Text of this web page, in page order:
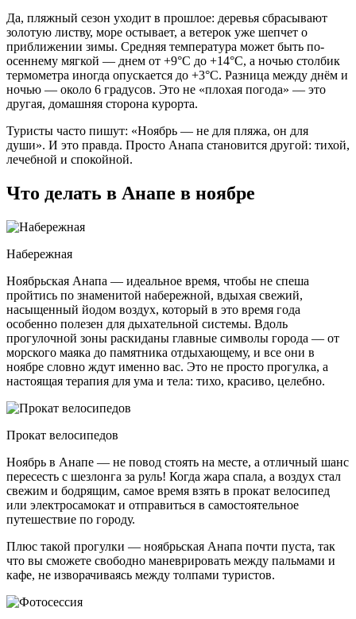
Да, пляжный сезон уходит в прошлое: деревья сбрасывают
золотую листву, море остывает, а ветерок уже шепчет о
приближении зимы. Средняя температура может быть по-
осеннему мягкой — днем от +9°C до +14°C, а ночью столбик
термометра иногда опускается до +3°C. Разница между днём и
ночью — около 6 градусов. Это не «плохая погода» — это
другая, домашняя сторона курорта.
Туристы часто пишут: «Ноябрь — не для пляжа, он для
души». И это правда. Просто Анапа становится другой: тихой,
лечебной и спокойной.
Что делать в Анапе в ноябре
Набережная
Ноябрьская Анапа — идеальное время, чтобы не спеша
пройтись по знаменитой набережной, вдыхая свежий,
насыщенный йодом воздух, который в это время года
особенно полезен для дыхательной системы. Вдоль
прогулочной зоны раскиданы главные символы города — от
морского маяка до памятника отдыхающему, и все они в
ноябре словно ждут именно вас. Это не просто прогулка, а
настоящая терапия для ума и тела: тихо, красиво, целебно.
Прокат велосипедов
Ноябрь в Анапе — не повод стоять на месте, а отличный шанс
пересесть с шезлонга за руль! Когда жара спала, а воздух стал
свежим и бодрящим, самое время взять в прокат велосипед
или электросамокат и отправиться в самостоятельное
путешествие по городу.
Плюс такой прогулки — ноябрьская Анапа почти пуста, так
что вы сможете свободно маневрировать между пальмами и
кафе, не изворачиваясь между толпами туристов.